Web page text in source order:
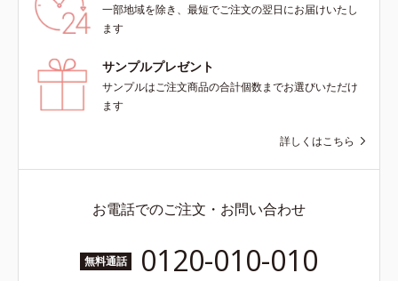
一部地域を除き、最短でご注文の翌日にお届けいたし
ます
サンプルプレゼント
サンプルはご注文商品の合計個数までお選びいただけ
ます
詳しくはこちら
お電話でのご注文・お問い合わせ
無料通話 0120-010-010